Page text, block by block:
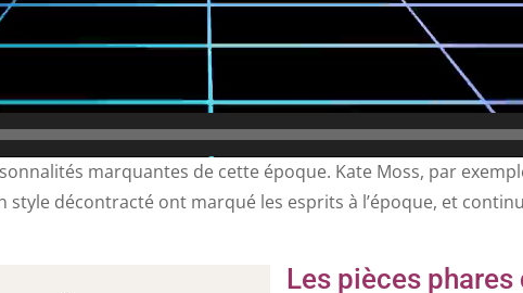
marquantes de cette époque. Kate Moss, par
style décontracté ont marqué les esprits à l’époque, et
Les pièces phares